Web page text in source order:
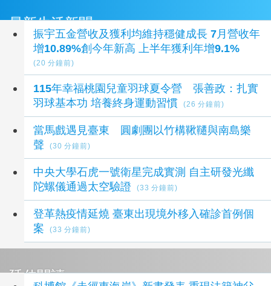
最新生活新聞
振宇五金營收及獲利均維持穩健成長 7月營收年
增10.89%創今年新高 上半年獲利年增9.1%
(20 分鐘前)
115年幸福桃園兒童羽球夏令營 張善政：扎實
羽球基本功 培養終身運動習慣
(26 分鐘前)
當馬戲遇見臺東 圓劇團以竹構鞦韆與南島樂
聲
(30 分鐘前)
中央大學石虎一號衛星完成實測 自主研發光纖
陀螺儀通過太空驗證
(33 分鐘前)
登革熱疫情延燒 臺東出現境外移入確診首例個
案
(33 分鐘前)
延伸閱讀